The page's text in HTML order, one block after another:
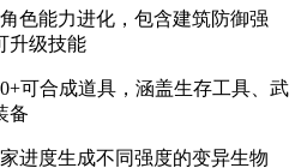
色能力进化，包含建筑防御强
升级技能
可合成道具，涵盖生存工具、武
备
进度生成不同强度的变异生物